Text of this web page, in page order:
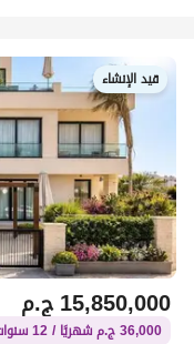
قيد الإنشاء
ج.م15,850,000
36,000 ج.م شهريًا / 12 سنوات